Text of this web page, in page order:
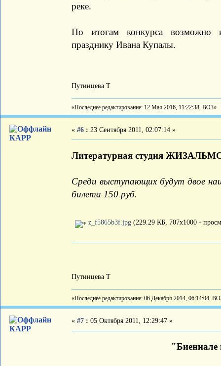
реке.
По итогам конкурса возможно
празднику Ивана Купалы.
Путинцева Т
«Последнее редактирование: 12 Мая 2016, 11:22:38, ВОЗ»
КАРР
« #6 : 23 Сентября 2011, 02:07:14 »
Литературная студия
Среди выступающих будут двое
билета 150 руб.
z_f5865b3f.jpg(229.29 КБ, 707x1000 -
Путинцева Т
«Последнее редактирование: 06 Декабря 2014, 06:14:04,
КАРР
« #7 : 05 Октября 2011, 12:29:47 »
"Биеннале